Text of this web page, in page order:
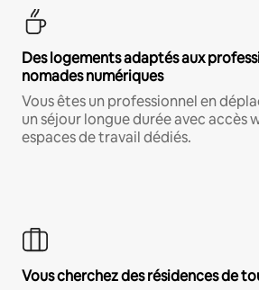
Des logements adaptés aux
nomades numériques
Vous êtes un professionnel en
un séjour longue durée avec accès
espaces de travail dédiés.
Vous cherchez des résidences de